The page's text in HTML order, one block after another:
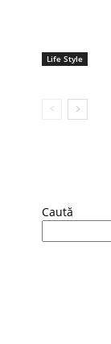
Life Style
Caută